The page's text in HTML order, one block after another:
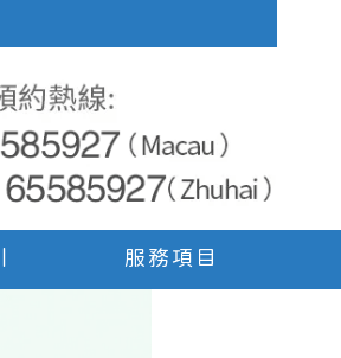
服務項目